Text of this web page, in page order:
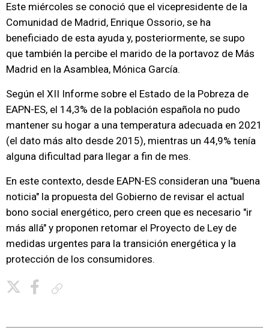
Este miércoles se conoció que el vicepresidente de la
Comunidad de Madrid, Enrique Ossorio, se ha
beneficiado de esta ayuda y, posteriormente, se supo
que también la percibe el marido de la portavoz de Más
Madrid en la Asamblea, Mónica García.
Según el XII Informe sobre el Estado de la Pobreza de
EAPN-ES, el 14,3% de la población española no pudo
mantener su hogar a una temperatura adecuada en 2021
(el dato más alto desde 2015), mientras un 44,9% tenía
alguna dificultad para llegar a fin de mes.
En este contexto, desde EAPN-ES consideran una "buena
noticia" la propuesta del Gobierno de revisar el actual
bono social energético, pero creen que es necesario "ir
más allá" y proponen retomar el Proyecto de Ley de
medidas urgentes para la transición energética y la
protección de los consumidores.